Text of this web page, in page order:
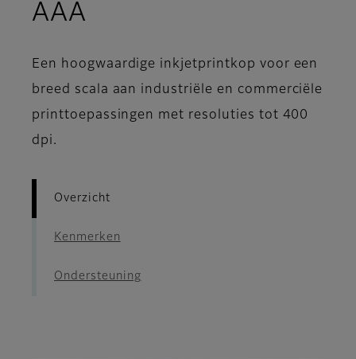
AAA
Een hoogwaardige inkjetprintkop voor een
breed scala aan industriële en commerciële
printtoepassingen met resoluties tot 400
dpi.
Overzicht
Kenmerken
Ondersteuning